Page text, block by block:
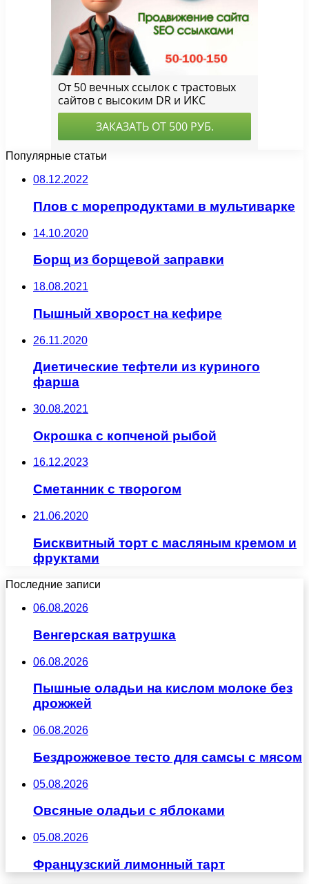
Популярные статьи
08.12.2022
Плов с морепродуктами в мультиварке
14.10.2020
Борщ из борщевой заправки
18.08.2021
Пышный хворост на кефире
26.11.2020
Диетические тефтели из куриного
фарша
30.08.2021
Окрошка с копченой рыбой
16.12.2023
Сметанник с творогом
21.06.2020
Бисквитный торт с масляным кремом и
фруктами
Последние записи
06.08.2026
Венгерская ватрушка
06.08.2026
Пышные оладьи на кислом молоке без
дрожжей
06.08.2026
Бездрожжевое тесто для самсы с мясом
05.08.2026
Овсяные оладьи с яблоками
05.08.2026
Французский лимонный тарт